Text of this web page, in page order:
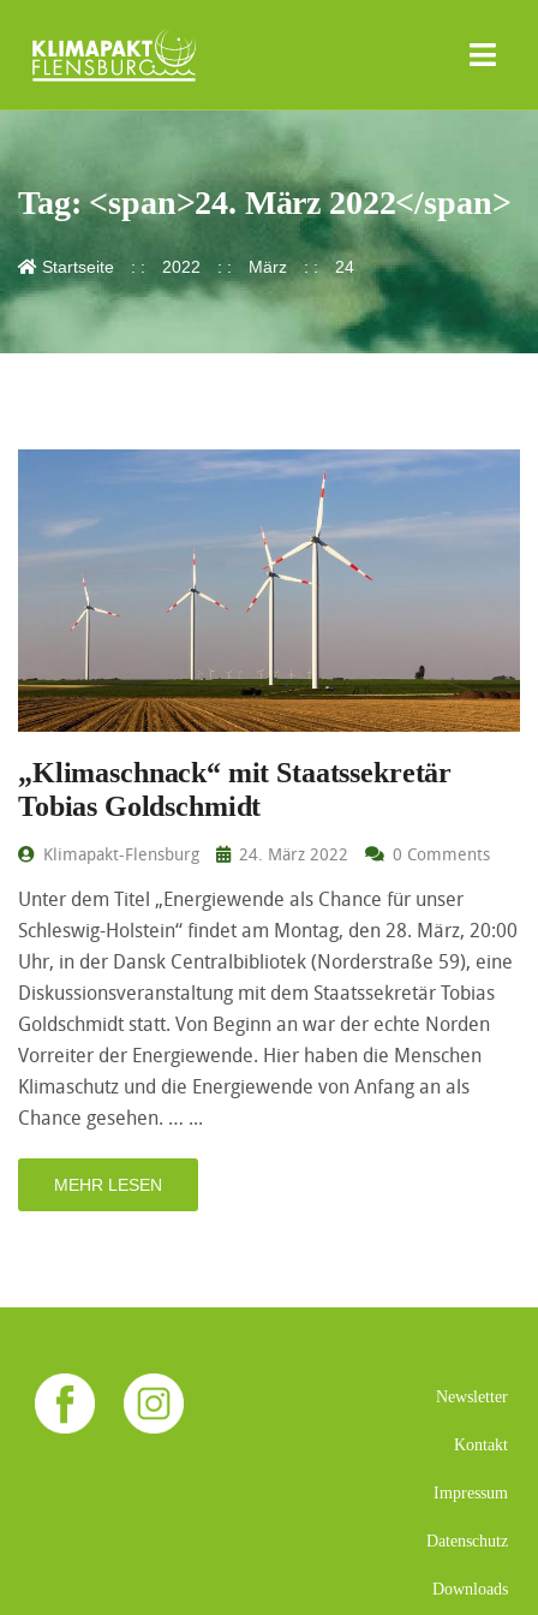
Tag: <span>24. März 2022</span>
Startseite 2022 März 24
„Klimaschnack“ mit Staatssekretär
Tobias Goldschmidt
Klimapakt-Flensburg 24. März 2022 0 Comments
Unter dem Titel „Energiewende als Chance für unser
Schleswig-Holstein“ findet am Montag, den 28. März, 20:00
Uhr, in der Dansk Centralbibliotek (Norderstraße 59), eine
Diskussionsveranstaltung mit dem Staatssekretär Tobias
Goldschmidt statt. Von Beginn an war der echte Norden
Vorreiter der Energiewende. Hier haben die Menschen
Klimaschutz und die Energiewende von Anfang an als
Chance gesehen. …
MEHR LESEN
Newsletter
Kontakt
Impressum
Datenschutz
Downloads